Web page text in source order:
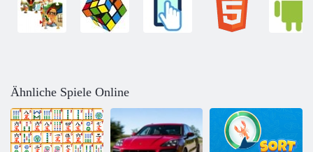
Ähnliche Spiele Online